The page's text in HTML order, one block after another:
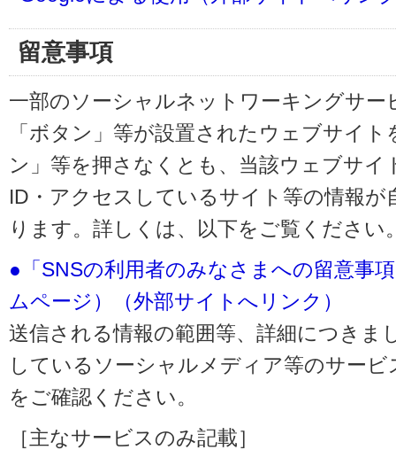
留意事項
一部のソーシャルネットワーキングサー
「ボタン」等が設置されたウェブサイ
ン」等を押さなくとも、当該ウェブサイ
ID・アクセスしているサイト等の情報
ります。詳しくは、以下をご覧ください
●「SNSの利用者のみなさまへの留意事
ムページ）（外部サイトへリンク）
送信される情報の範囲等、詳細につきま
しているソーシャルメディア等のサー
をご確認ください。
［主なサービスのみ記載］